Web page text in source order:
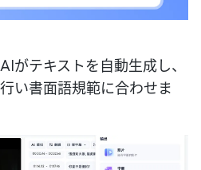
がテキストを自動生成し、
い書面語規範に合わせま